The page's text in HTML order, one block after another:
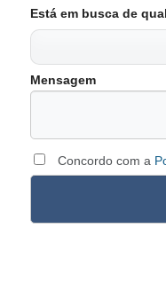
Está em busca de
Mensagem
Concordo com a